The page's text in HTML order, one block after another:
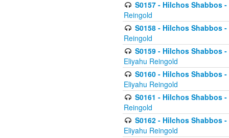
S0157 - Hilchos Shabbos
Reingold
S0158 - Hilchos Shabbos
Reingold
S0159 - Hilchos Shabbos
Eliyahu Reingold
S0160 - Hilchos Shabbos
Eliyahu Reingold
S0161 - Hilchos Shabbos
Reingold
S0162 - Hilchos Shabbos
Eliyahu Reingold